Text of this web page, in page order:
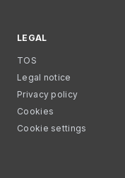
LEGAL
TOS
Legal notice
Privacy policy
Cookies
Cookie settings